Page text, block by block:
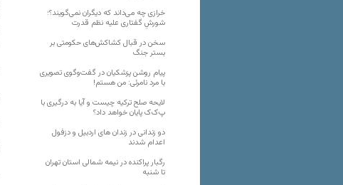
خرازی چه می‌داند که دیگران نمی‌گویند؟؛
شورشِ گفتاری علیه نظم قدرت
سخن در قبال کشاکش‌های حکومتی بر
بستر جنگ
پیام روشن پزشکیان در گفت‌و‌گوی تصویری
با مرد نامرئی: من هستم!
لایحه صلح ترکیه چیست و آیا به درگیری با
پ‌ک‌ک پایان خواهد داد؟
دو زندانی در زندان های اردبیل و دزفول
اعدام شدند
رگبار پراکنده در نیمه شمالی استان تهران
تا شنبه